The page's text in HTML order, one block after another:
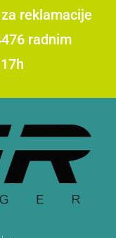
reklamacije
radnim